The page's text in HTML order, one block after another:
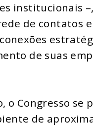
institucionais –,
de contatos e
de suas
o Congresso se
de